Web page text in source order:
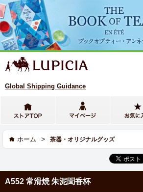
Global Shipping Guidance
ホーム > 茶器・オリジナルグッズ
A552 常滑焼 朱泥聞香杯